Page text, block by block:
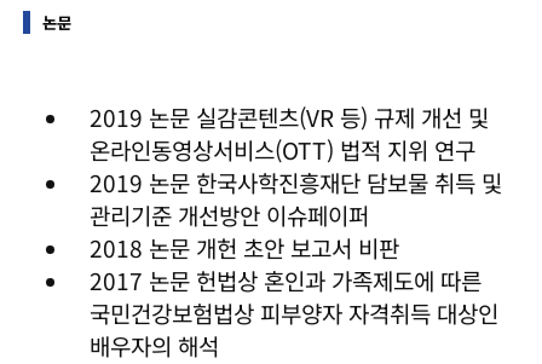
논문
2019 논문 실감콘텐츠(VR 등) 규제 개선 및
온라인동영상서비스(OTT) 법적 지위 연구
2019 논문 한국사학진흥재단 담보물 취득 및
관리기준 개선방안 이슈페이퍼
2018 논문 개헌 초안 보고서 비판
2017 논문 헌법상 혼인과 가족제도에 따른
국민건강보험법상 피부양자 자격취득 대상인
배우자의 해석